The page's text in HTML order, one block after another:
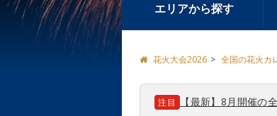
エリアから探す
花火大会2026 全国の花火カ
注目 【最新】8月開催の